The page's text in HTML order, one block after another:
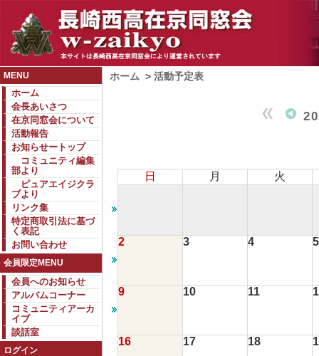
MENU
ホーム
会長あいさつ
在京同窓会について
活動報告
お知らせートップ
コミュニティ編集
部より
ピュアエイジクラ
ブより
リンク集
特定商取引法に基づ
く表記
お問い合わせ
会員限定MENU
会員へのお知らせ
アルバムコーナー
コミュニティアーカ
イブ
談話室
ログイン
ホーム > 活動予定表
日 月 火
2 3 4 5
9 10 11
16 17 18